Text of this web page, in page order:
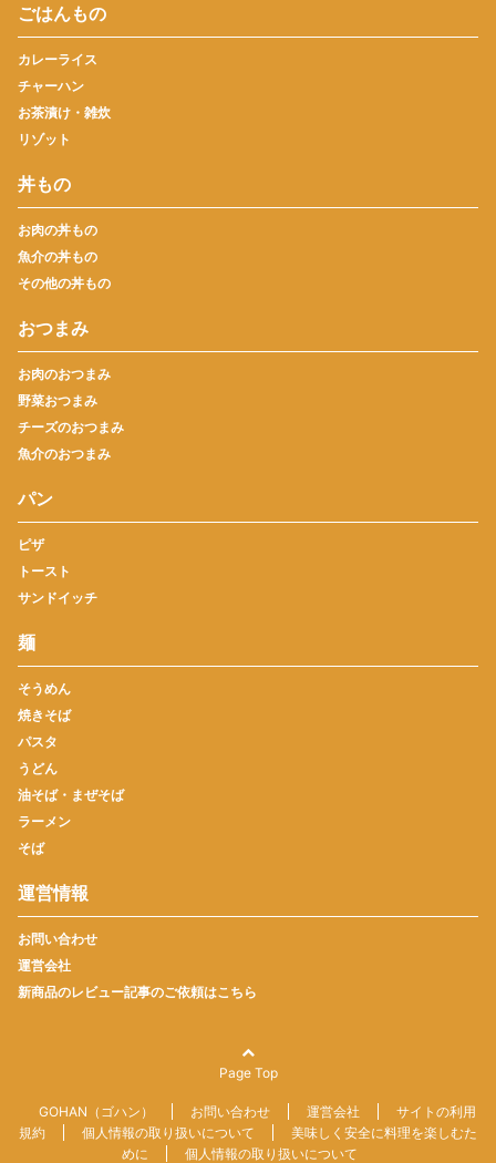
ごはんもの
カレーライス
チャーハン
お茶漬け・雑炊
リゾット
丼もの
お肉の丼もの
魚介の丼もの
その他の丼もの
おつまみ
お肉のおつまみ
野菜おつまみ
チーズのおつまみ
魚介のおつまみ
パン
ピザ
トースト
サンドイッチ
麺
そうめん
焼きそば
パスタ
うどん
油そば・まぜそば
ラーメン
そば
運営情報
お問い合わせ
運営会社
新商品のレビュー記事のご依頼はこちら
Page Top
GOHAN（ゴハン） お問い合わせ 運営会社
サイトの利用
規約
個人情報の取り扱いについて
美味しく安全に料理を楽しむた
めに
個人情報の取り扱いについて